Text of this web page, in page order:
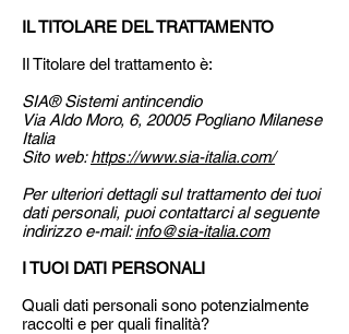
IL TITOLARE DEL TRATTAMENTO
Il Titolare del trattamento è:
SIA® Sistemi antincendio
Via Aldo Moro, 6, 20005 Pogliano Milanese
Italia
Sito web:https://www.sia-italia.com/
Per ulteriori dettagli sul trattamento dei tuoi
dati personali, puoi contattarci al seguente
indirizzo e-mail:info@sia-italia.com
I TUOI DATI PERSONALI
Quali dati personali sono potenzialmente
raccolti e per quali finalità?